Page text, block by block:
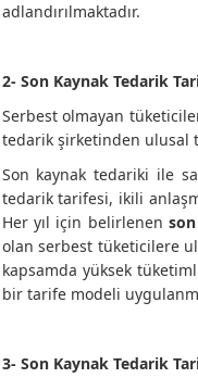
adlandırılmaktadır.
2- Son Kaynak Tedarik
Serbest olmayan
tedarik şirketinden ulusal
Son kaynak tedariki ile
tedarik tarifesi, ikili
Her yıl için belirlenen
olan serbest tüketicilere
kapsamda yüksek
bir tarife modeli
3- Son Kaynak Tedarik